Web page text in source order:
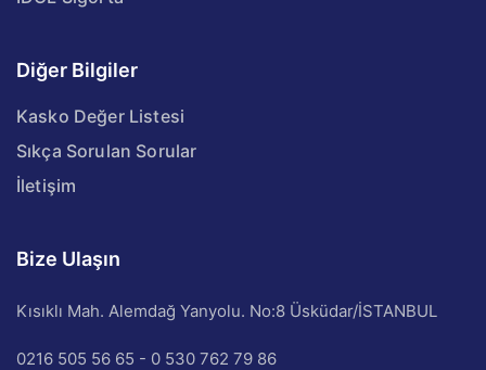
Diğer Bilgiler
Kasko Değer Listesi
Sıkça Sorulan Sorular
İletişim
Bize Ulaşın
Kısıklı Mah. Alemdağ Yanyolu. No:8 Üsküdar/İSTANBUL
0216 505 56 65 - 0 530 762 79 86